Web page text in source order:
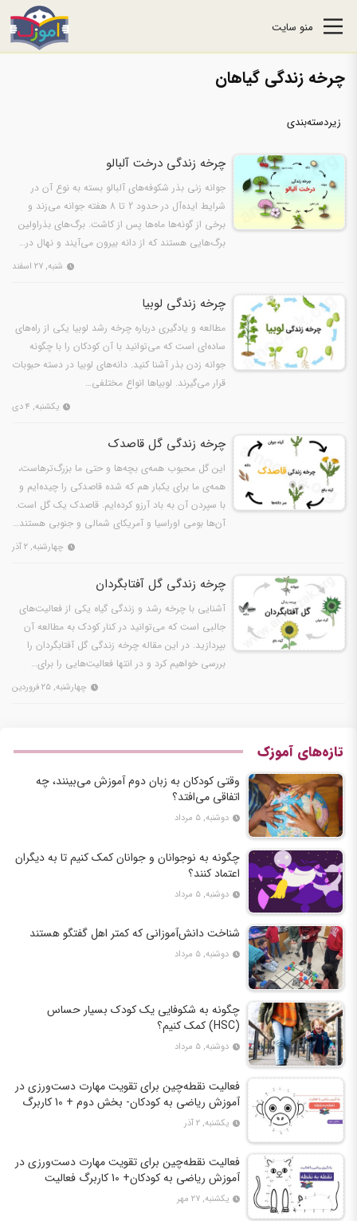
منو سایت
چرخه زندگی گیاهان
زیردسته‌بندی
چرخه زندگی درخت آلبالو
جوانه زنی بذر شکوفه‌های آلبالو بسته به نوع آن در
شرایط ایده‌آل در حدود 2 تا 8 هفته جوانه می‌زند و
برخی از گونه‌ها ماه‌ها پس از کاشت. برگ‌های بذراولین
برگ‌هایی هستند که از دانه بیرون می‌آیند و نهال در…
شنبه, ۲۷ اسفند
چرخه زندگی لوبیا
مطالعه و یادگیری درباره چرخه رشد لوبیا یکی از راه‌های
ساده‌ای است که می‌توانید با آن کودکان را با چگونه
جوانه زدن بذر آشنا کنید. دانه‌های لوبیا در دسته حبوبات
قرار می‌گیرند. لوبیا‌ها انواع مختلفی…
یکشنبه, ۴ دی
چرخه زندگی گل قاصدک
این گل محبوب همه‌ی بچه‌ها و حتی ما بزرگ‌ترهاست،
همه‌ی ما برای یکبار هم که شده قاصدکی را چیده‌ایم و
با سپردن آن به باد آرزو کرده‌ایم. قاصدک یک گل است.
آن‌ها بومی اوراسیا و آمریکای شمالی و جنوبی هستند…
چهارشنبه, ۲ آذر
چرخه زندگی گل آفتابگردان
آشنایی با چرخه رشد و زندگی گیاه یکی از فعالیت‌های
جالبی است که می‌توانید در کنار کودک به مطالعه آن
بپردازید. در این مقاله چرخه زندگی گل آفتابگردان را
بررسی خواهیم کرد و در انتها فعالیت‌هایی را برای…
چهارشنبه, ۲۵ فروردین
تازه‌های آموزک
وقتی کودکان به زبان دوم آموزش می‌بینند، چه
اتفاقی می‌افتد؟
دوشنبه, ۵ مرداد
چگونه به نوجوانان و جوانان کمک کنیم تا به دیگران
اعتماد کنند؟
دوشنبه, ۵ مرداد
شناخت دانش‌آموزانی که کمتر اهل گفتگو هستند
دوشنبه, ۵ مرداد
چگونه به شکوفایی یک کودک بسیار حساس
(HSC) کمک کنیم؟
دوشنبه, ۵ مرداد
فعالیت نقطه‌چین برای تقویت مهارت دست‌ورزی در
آموزش ریاضی به کودکان- بخش دوم + 10 کاربرگ
فعالیت
یکشنبه, ۲ آذر
فعالیت نقطه‌چین برای تقویت مهارت دست‌ورزی در
آموزش ریاضی به کودکان+ 10 کاربرگ فعالیت
یکشنبه, ۲۷ مهر